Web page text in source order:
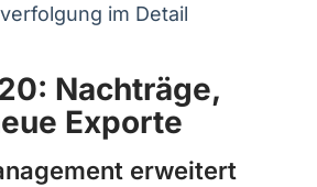
im Detail
Nachträge,
Exporte
erweitert